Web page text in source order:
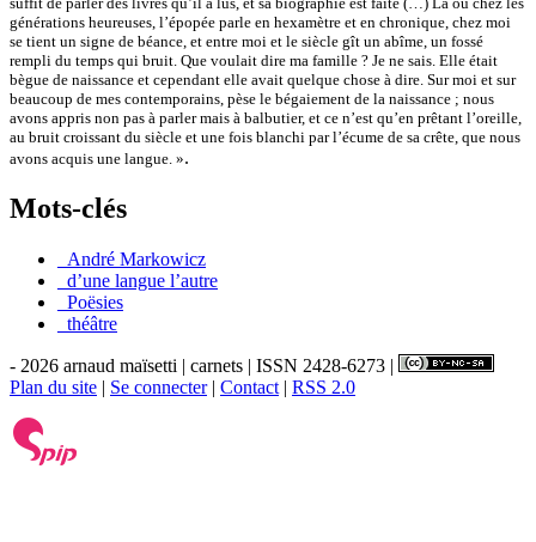
générations heureuses, l’épopée parle en hexamètre et en chronique, chez moi
se tient un signe de béance, et entre moi et le siècle gît un abîme, un fossé
rempli du temps qui bruit. Que voulait dire ma famille ? Je ne sais. Elle était
bègue de naissance et cependant elle avait quelque chose à dire. Sur moi et sur
beaucoup de mes contemporains, pèse le bégaiement de la naissance ; nous
avons appris non pas à parler mais à balbutier, et ce n’est qu’en prêtant l’oreille,
au bruit croissant du siècle et une fois blanchi par l’écume de sa crête, que nous
avons acquis une langue. ».
Mots-clés
_André Markowicz
_d’une langue l’autre
_Poësies
_théâtre
- 2026 arnaud maïsetti | carnets | ISSN 2428-6273 |
Plan du site | Se connecter| Contact | RSS 2.0